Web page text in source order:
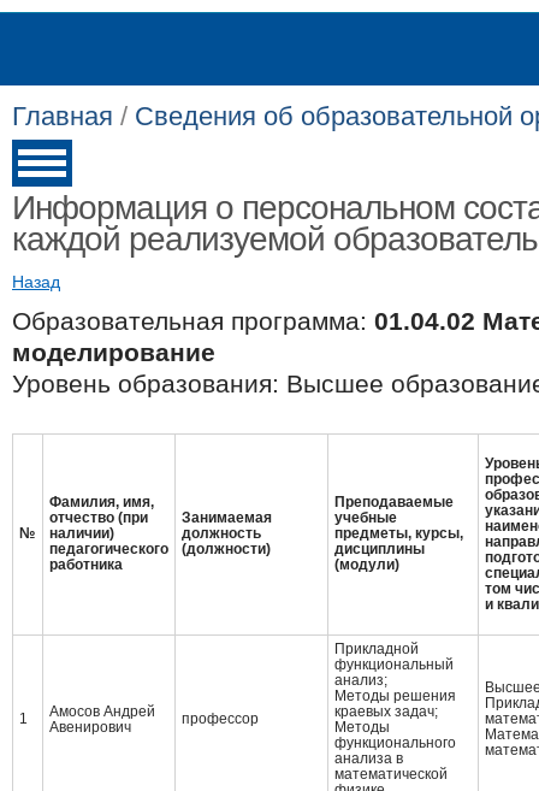
Главная / Сведения об образовательной
Информация о персональном
каждой реализуемой
Назад
Образовательная программа: 01.04.02
моделирование
Уровень образования: Высшее
№
Фамилия, имя,
отчество (при
наличии)
педагогического
работника
Занимаемая
должность
(должности)
Преподаваемые
учебные
предметы, курсы,
дисциплины
(модули)
том
и
1
Амосов Андрей
Авенирович
профессор
Прикладной
функциональный
анализ;
Методы решения
краевых задач;
Методы
функционального
анализа в
математической